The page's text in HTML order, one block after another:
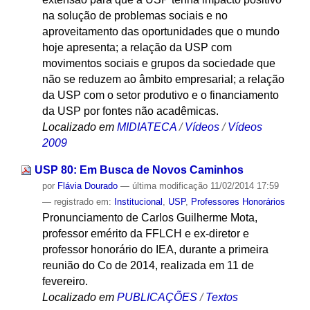
na solução de problemas sociais e no
aproveitamento das oportunidades que o mundo
hoje apresenta; a relação da USP com
movimentos sociais e grupos da sociedade que
não se reduzem ao âmbito empresarial; a relação
da USP com o setor produtivo e o financiamento
da USP por fontes não acadêmicas.
Localizado em MIDIATECA /Vídeos /Vídeos
2009
USP 80: Em Busca de Novos Caminhos
por Flávia Dourado — última modificação11/02/2014 17:59
— registrado em: Institucional USP, Professores Honorários
Pronunciamento de Carlos Guilherme Mota,
professor emérito da FFLCH e ex-diretor e
professor honorário do IEA, durante a primeira
reunião do Co de 2014, realizada em 11 de
fevereiro.
Localizado em PUBLICAÇÕES /Textos